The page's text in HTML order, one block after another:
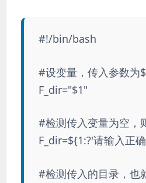
#!/bin/bash
#设变量，传入参数为
F_dir="$1"
#检测传入变量为空，
F_dir=${1:?'请输入正
#检测传入的目录，也